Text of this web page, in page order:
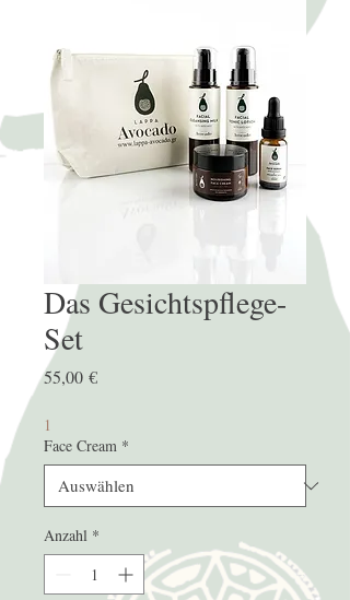
Das Gesichtspflege-
Set
55,00 €Preis
1
Face Cream *
Anzahl *